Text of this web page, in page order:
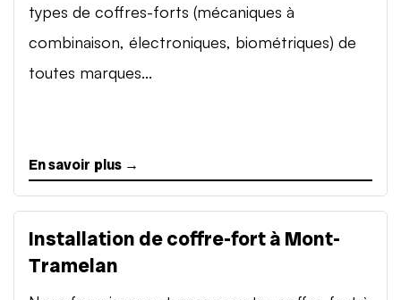
types de coffres-forts (mécaniques à
combinaison, électroniques, biométriques) de
toutes marques...
En savoir plus →
Installation de coffre-fort à Mont-
Tramelan